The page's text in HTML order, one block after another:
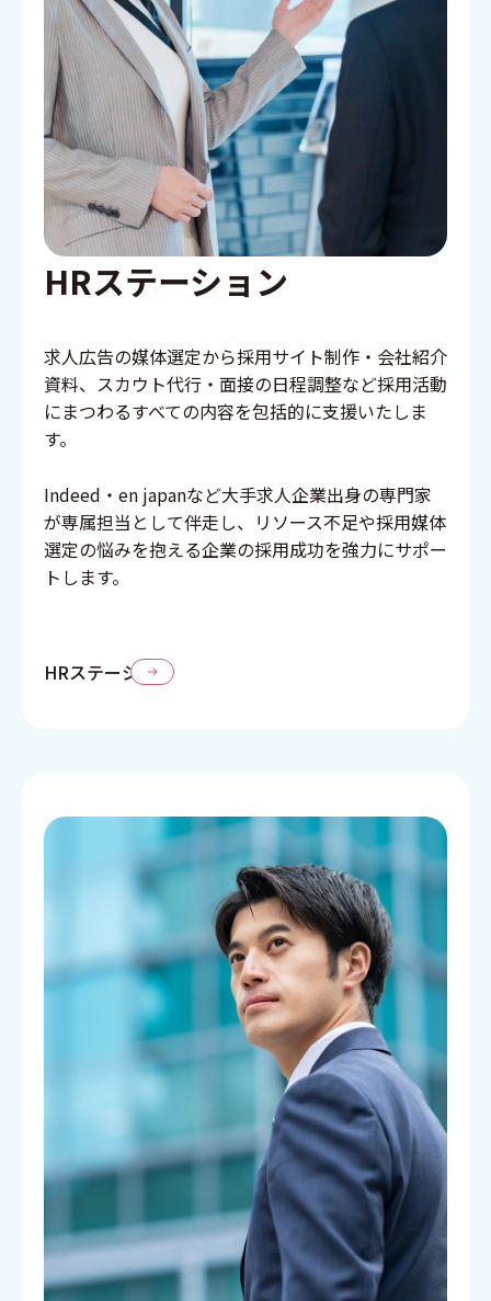
HRステーション
求人広告の媒体選定から採用サイト制作・会社紹介
資料、スカウト代行・面接の日程調整など採用活動
にまつわるすべての内容を包括的に支援いたしま
す。
Indeed・en japanなど大手求人企業出身の専門家
が専属担当として伴走し、リソース不足や採用媒体
選定の悩みを抱える企業の採用成功を強力にサポー
トします。
HRステーション